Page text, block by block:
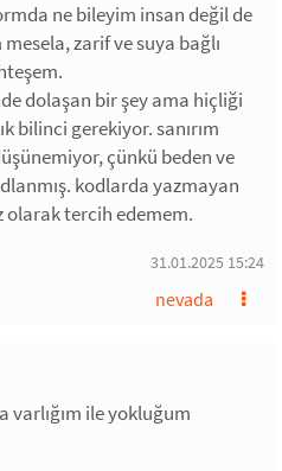
ne bileyim insan değil de
zarif ve suya bağlı
dolaşan bir şey ama hiçliği
bilinci gerekiyor. sanırım
çünkü beden ve
kodlarda yazmayan
olarak tercih edemem.
31.01.2025 15:24
nevada
varlığım ile yokluğum